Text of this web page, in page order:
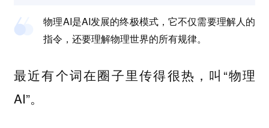
物理AI是AI发展的终极模式，它不仅需要理解人的
指令，还要理解物理世界的所有规律。
最近有个词在圈子里传得很热，叫“物理
AI”。